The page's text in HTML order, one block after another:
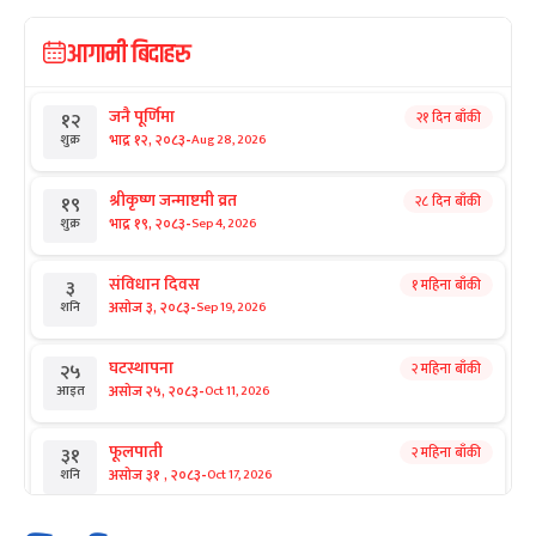
आगामी बिदाहरु
१२
शुक्र
जनै पूर्णिमा
भाद्र १२, २०८३-Aug 28, 2026
२१ दिन बाँकी
१९
शुक्र
श्रीकृष्ण जन्माष्टमी व्रत
भाद्र १९, २०८३-Sep 4, 2026
२८ दिन बाँकी
३
शनि
संविधान दिवस
असोज ३, २०८३-Sep 19, 2026
१ महिना बाँकी
२५
आइत
घटस्थापना
असोज २५, २०८३-Oct 11, 2026
२ महिना बाँकी
३१
शनि
फूलपाती
असोज ३१ , २०८३-Oct 17, 2026
२ महिना बाँकी